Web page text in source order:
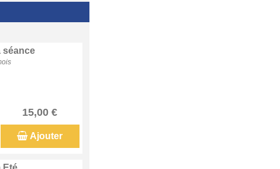
séance
15,00 €
Ajouter